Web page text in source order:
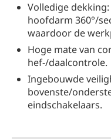
Volledige
hoofdarm 360°/
waardoor de
Hoge mate van
hef-/daalcontrole.
Ingebouwde
bovenste/
eindschakelaars.